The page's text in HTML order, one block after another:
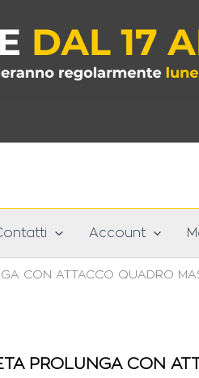
Account
CON ATTACCO QUADRO
PROLUNGA CON